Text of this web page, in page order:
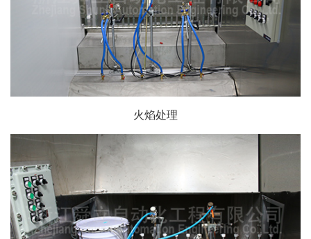
火焰处理